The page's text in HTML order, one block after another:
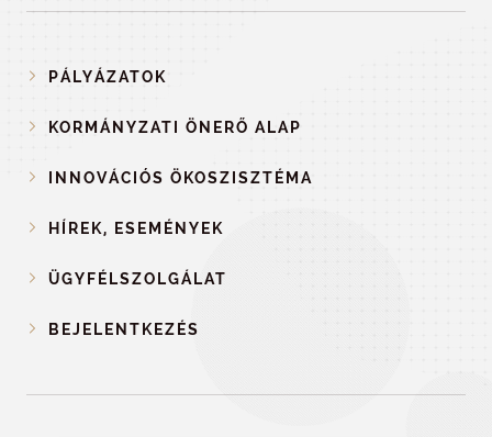
PÁLYÁZATOK
KORMÁNYZATI ÖNERŐ ALAP
INNOVÁCIÓS ÖKOSZISZTÉMA
HÍREK, ESEMÉNYEK
ÜGYFÉLSZOLGÁLAT
BEJELENTKEZÉS